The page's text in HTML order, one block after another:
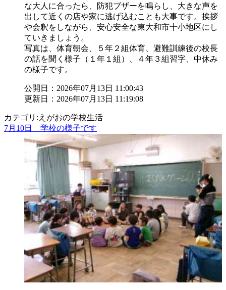
な大人に合ったら、防犯ブザーを鳴らし、大きな声を
出して近くの店や家に逃げ込むことも大事です。挨拶
や会釈をしながら、安心安全な東大和市十小地区にし
ていきましょう。
写真は、体育朝会、５年２組体育、避難訓練後の校長
の話を聞く様子（１年１組）、４年３組習字、中休み
の様子です。
公開日：2026年07月13日 11:00:43
更新日：2026年07月13日 11:19:08
カテゴリ:えがおの学校生活
7月10日 学校の様子です